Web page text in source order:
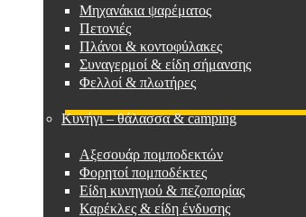
Μηχανάκια ψαρέματος
Πετονιές
Πλάνοι & κοντοφύλακες
Συναγερμοί & είδη σήμανσης
Φελλοί & πλωτήρες
Κυνήγι – θάλασσα & camping
Αξεσουάρ πομποδεκτών
Φορητοί πομποδέκτες
Είδη κυνηγιού & πεζοπορίας
Καρέκλες & είδη ένδυσης